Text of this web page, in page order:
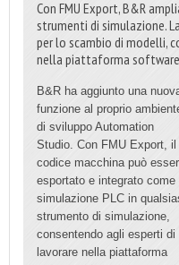
Con FMU Export, B&R
strumenti di simulazione.
per lo scambio di modelli,
nella piattaforma
B&R ha aggiunto una
funzione al proprio
di sviluppo Automation
Studio. Con FMU Export, il
codice macchina può
esportato e integrato come
simulazione PLC in
strumento di simulazione,
consentendo agli esperti di
lavorare nella piattaforma